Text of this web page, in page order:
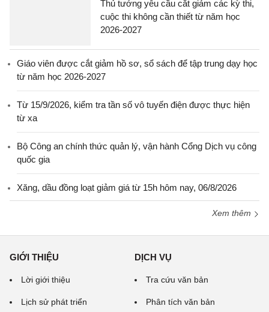
Thủ tướng yêu cầu cắt giảm các kỳ thi,
cuộc thi không cần thiết từ năm học
2026-2027
Giáo viên được cắt giảm hồ sơ, sổ sách để tập trung dạy học
từ năm học 2026-2027
Từ 15/9/2026, kiểm tra tần số vô tuyến điện được thực hiện
từ xa
Bộ Công an chính thức quản lý, vận hành Cổng Dịch vụ công
quốc gia
Xăng, dầu đồng loạt giảm giá từ 15h hôm nay, 06/8/2026
Xem thêm
GIỚI THIỆU
Lời giới thiệu
Lịch sử phát triển
DỊCH VỤ
Tra cứu văn bản
Phân tích văn bản